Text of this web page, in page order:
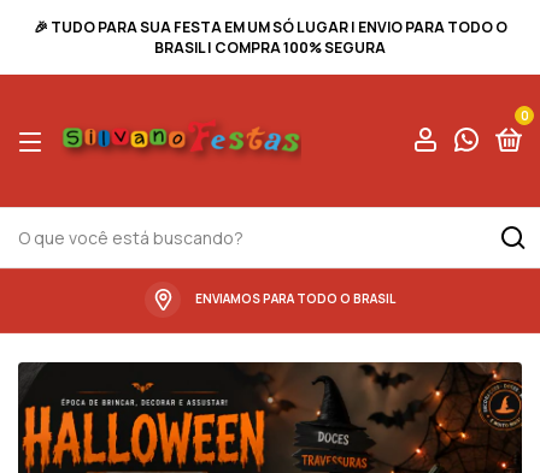
🎉 TUDO PARA SUA FESTA EM UM SÓ LUGAR | ENVIO PARA TODO O
BRASIL | COMPRA 100% SEGURA
0
ENVIAMOS PARA TODO O BRASIL